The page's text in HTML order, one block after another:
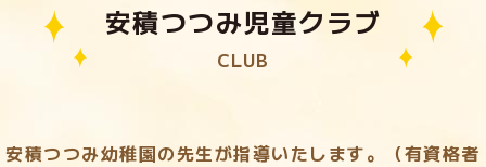
安積つつみ児童クラブ
CLUB
安積つつみ幼稚園の先生が指導いたします。（有資格者